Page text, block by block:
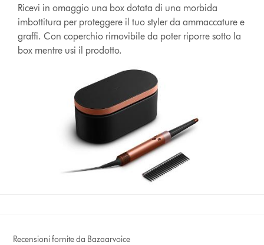
Ricevi in omaggio una box dotata di una morbida
imbottitura per proteggere il tuo styler da ammaccature e
graffi. Con coperchio rimovibile da poter riporre sotto la
box mentre usi il prodotto.
Recensioni fornite da Bazaarvoice